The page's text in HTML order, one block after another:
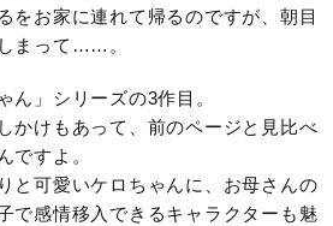
をお家に連れて帰るのですが、朝目
まって……。
ん」シリーズの3作目。
かけもあって、前のページと見比べ
ですよ。
と可愛いケロちゃんに、お母さんの
で感情移入できるキャラクターも魅